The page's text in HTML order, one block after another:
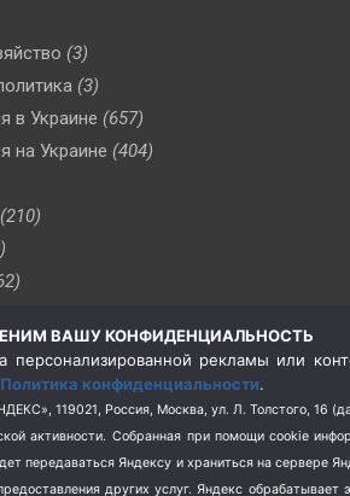
(3)
(3)
в Украине (657)
на Украине (404)
(210)
(2)
ВАШУ КОНФИДЕНЦИАЛЬНОСТЬ
рекламы или
Политика конфиденциальности.
119021, Россия, Москва, ул. Л. Толстого,
активности. Собранная при помощи cookie
передаваться Яндексу и храниться на
других услуг. Яндекс